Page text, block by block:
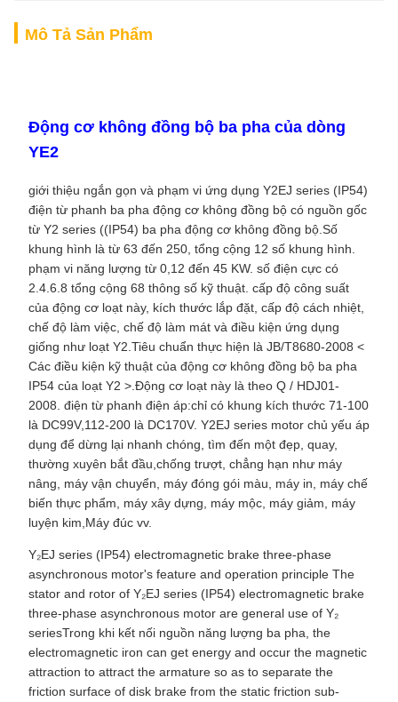
Mô Tả Sản Phẩm
Động cơ không đồng bộ ba pha của dòng
YE2
giới thiệu ngắn gọn và phạm vi ứng dụng Y2EJ series (IP54)
điện từ phanh ba pha động cơ không đồng bộ có nguồn gốc
từ Y2 series ((IP54) ba pha động cơ không đồng bộ.Số
khung hình là từ 63 đến 250, tổng cộng 12 số khung hình.
phạm vi năng lượng từ 0,12 đến 45 KW. số điện cực có
2.4.6.8 tổng cộng 68 thông số kỹ thuật. cấp độ công suất
của động cơ loạt này, kích thước lắp đặt, cấp độ cách nhiệt,
chế độ làm việc, chế độ làm mát và điều kiện ứng dụng
giống như loạt Y2.Tiêu chuẩn thực hiện là JB/T8680-2008 <
Các điều kiện kỹ thuật của động cơ không đồng bộ ba pha
IP54 của loạt Y2 >.Động cơ loạt này là theo Q / HDJ01-
2008 . điện từ phanh điện áp:chỉ có khung kích thước 71-100
là DC99V,112-200 là DC170V. Y2EJ series motor chủ yếu áp
dụng để dừng lại nhanh chóng, tìm đến một đẹp, quay,
thường xuyên bắt đầu,chống trượt, chẳng hạn như máy
nâng, máy vận chuyển, máy đóng gói màu, máy in, máy chế
biến thực phẩm, máy xây dựng, máy mộc, máy giảm, máy
luyện kim,Máy đúc vv.
Y₂EJ series (IP54) electromagnetic brake three-phase
asynchronous motor's feature and operation principle The
stator and rotor of Y₂EJ series (IP54) electromagnetic brake
three-phase asynchronous motor are general use of Y₂
seriesTrong khi kết nối nguồn năng lượng ba pha, the
electromagnetic iron can get energy and occur the magnetic
attraction to attract the armature so as to separate the
friction surface of disk brake from the static friction sub-